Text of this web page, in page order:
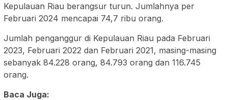
Kepulauan Riau berangsur turun. Jumlahnya per
Februari 2024 mencapai 74,7 ribu orang.
Jumlah penganggur di Kepulauan Riau pada Februari
2023, Februari 2022 dan Februari 2021, masing-masing
sebanyak 84.228 orang, 84.793 orang dan 116.745
orang.
Baca Juga: